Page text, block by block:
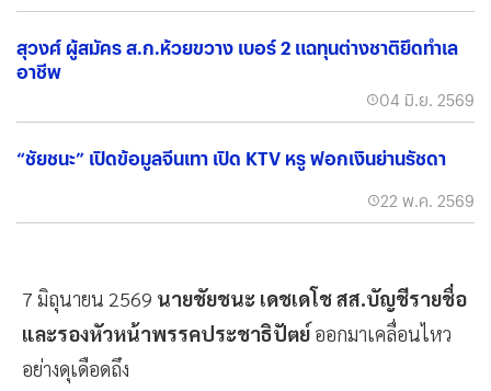
สุวงศ์ ผู้สมัคร ส.ก.ห้วยขวาง เบอร์ 2 แฉทุนต่างชาติยึดทำเล
อาชีพ
04 มิ.ย. 2569
“ชัยชนะ” เปิดข้อมูลจีนเทา เปิด KTV หรู ฟอกเงินย่านรัชดา
22 พ.ค. 2569
7 มิถุนายน 2569 นายชัยชนะ เดชเดโช สส.บัญชีรายชื่อ
และรองหัวหน้าพรรคประชาธิปัตย์ ออกมาเคลื่อนไหว
อย่างดุเดือดถึง